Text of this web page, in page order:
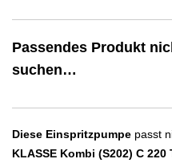
Passendes Produkt
suchen…
Diese Einspritzpumpe passt
KLASSE Kombi (S202) C 220